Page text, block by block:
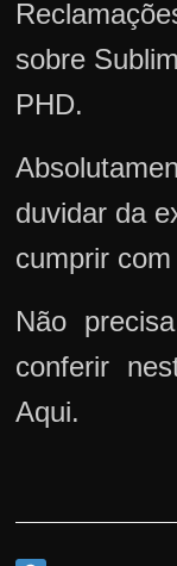
sobre
PHD.
duvidar da
cumprir
Não
conferir
Aqui.